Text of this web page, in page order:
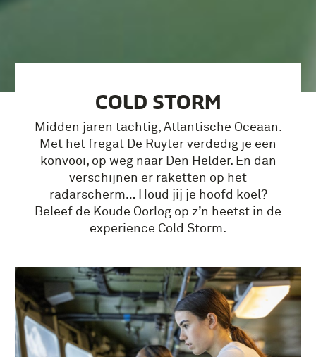
COLD STORM
Midden jaren tachtig, Atlantische Oceaan.
Met het fregat De Ruyter verdedig je een
konvooi, op weg naar Den Helder. En dan
verschijnen er raketten op het
radarscherm… Houd jij je hoofd koel?
Beleef de Koude Oorlog op z’n heetst in de
experience Cold Storm.